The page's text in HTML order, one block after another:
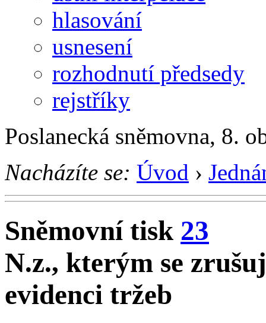
hlasování
usnesení
rozhodnutí předsedy
rejstříky
Poslanecká sněmovna, 8.
Nacházíte se: Úvod ›
Sněmovní tisk 23
N.z., kterým se
evidenci tržeb